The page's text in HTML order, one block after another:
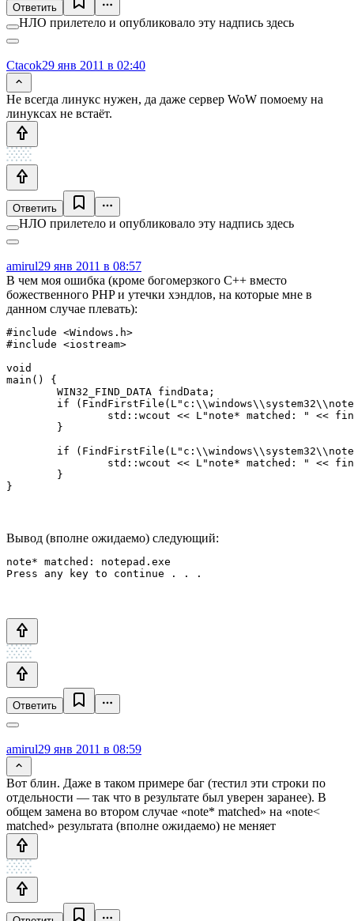
Ответить
НЛО прилетело и опубликовало эту надпись здесь
Ctacok29 янв 2011 в 02:40
Не всегда линукс нужен, да даже сервер WoW помоему на
линуксах не встаёт.
Ответить
НЛО прилетело и опубликовало эту надпись здесь
amirul29 янв 2011 в 08:57
В чем моя ошибка (кроме богомерзкого C++ вместо
божественного PHP и утечки хэндлов, на которые мне в
данном случае плевать):
#include <Windows.h>
#include <iostream>
void
main() {
}
Вывод (вполне ожидаемо) следующий:
note* matched: notepad.exe
Press any key to continue . . .
Ответить
amirul29 янв 2011 в 08:59
Вот блин. Даже в таком примере баг (тестил эти строки по
отдельности — так что в результате был уверен заранее). В
общем замена во втором случае «note* matched» на «note<
matched» результата (вполне ожидаемо) не меняет